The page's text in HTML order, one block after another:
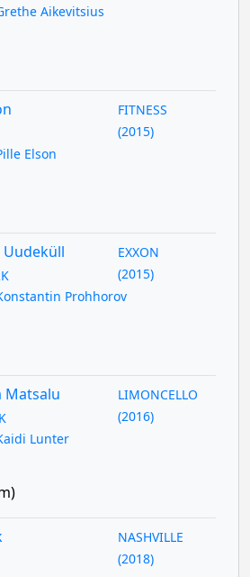
Aikevitsius
FITNESS
(2015)
Elson
EXXON
(2015)
Prohhorov
Matsalu
LIMONCELLO
(2016)
Lunter
NASHVILLE
(2018)